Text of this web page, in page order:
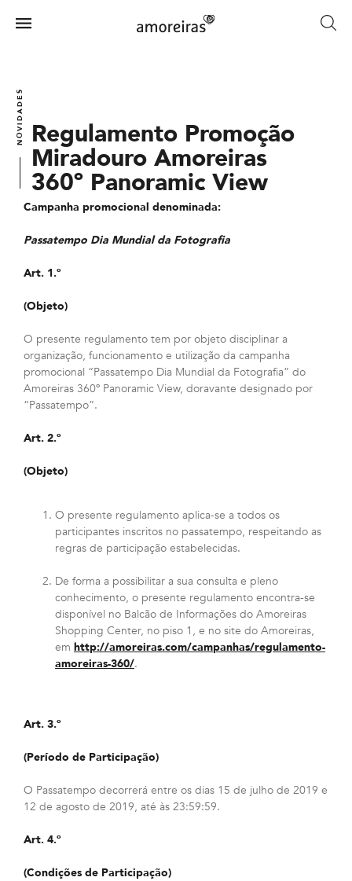
mainMenu
NOVIDADES Regulamento Promoção
Miradouro Amoreiras
360º Panoramic View
Campanha promocional denominada:
Passatempo Dia Mundial da Fotografia
Art. 1.º
(Objeto)
O presente regulamento tem por objeto disciplinar a
organização, funcionamento e utilização da campanha
promocional “Passatempo Dia Mundial da Fotografia” do
Amoreiras 360º Panoramic View, doravante designado por
“Passatempo”.
Art. 2.º
(Objeto)
O presente regulamento aplica-se a todos os
participantes inscritos no passatempo, respeitando as
regras de participação estabelecidas.
De forma a possibilitar a sua consulta e pleno
conhecimento, o presente regulamento encontra-se
disponível no Balcão de Informações do Amoreiras
Shopping Center, no piso 1, e no site do Amoreiras,
em http://amoreiras.com/campanhas/regulamento-
amoreiras-360/.
Art. 3.º
(Período de Participação)
O Passatempo decorrerá entre os dias 15 de julho de 2019 e
12 de agosto de 2019, até às 23:59:59.
Art. 4.º
(Condições de Participação)